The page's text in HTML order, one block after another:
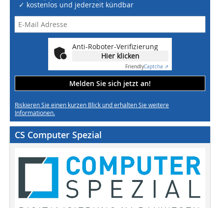
✓ kostenlos und jederzeit kündbar
Anti-Roboter-Verifizierung
Hier klicken
FriendlyCaptcha ⇗
Melden Sie sich jetzt an!
Riskieren Sie einen kurzen Blick und erhalten Sie weitere
Informationen.
CS Computer Spezial